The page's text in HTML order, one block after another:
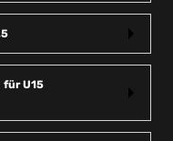
für U15